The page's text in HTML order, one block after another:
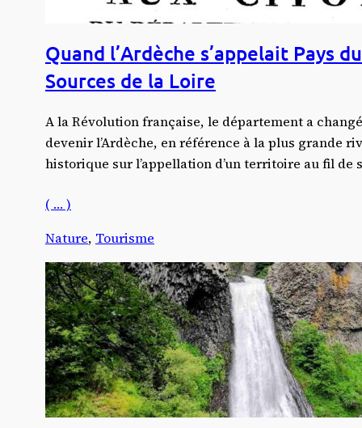
Quand l’Ardèche s’appelait Pays
Sources de la Loire
A la Révolution française, le département a
devenir l’Ardèche, en référence à la plus grande
historique sur l’appellation d’un territoire au fil de
( … )
Nature, Tourisme